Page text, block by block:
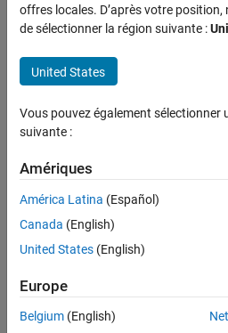
HDL Coder
High-Level Synthesis Code Generation from
Code Generation
Tolerance Value
ON THIS PAGE
Dependencies
Settings
Examples
Recommended Settings
Version History
check setting that you specify
Since R2024b
Model Configuration Pane:
Description
Enter the tolerance value based on
Dependencies
Generate test bench
parameter by clicking
Workflow Advisor.
Settings
offres locales. D’après votre
de sélectionner la région suivante :
United States
Vous pouvez également sélectionner
suivante :
Amériques
América Latina (Español)
Canada (English)
United States (English)
Europe
Belgium (English)